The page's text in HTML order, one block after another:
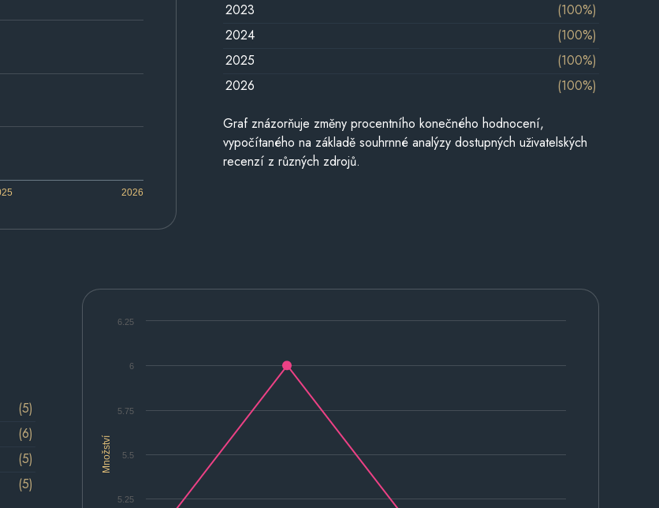
2026
2023
(100%)
2024
(100%)
2025
(100%)
2026
(100%)
Graf znázorňuje změny procentního konečného hodnocení,
vypočítaného na základě souhrnné analýzy dostupných uživatelských
recenzí z různých zdrojů.
Množství
5.25
5.5
5.75
6
6.25
(5)
(6)
(5)
(5)